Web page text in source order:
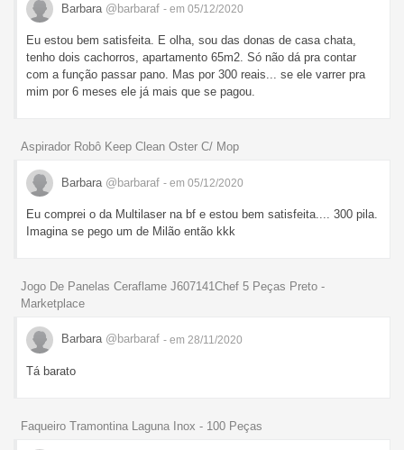
Barbara @barbaraf - em 05/12/2020
Eu estou bem satisfeita. E olha, sou das donas de casa chata,
tenho dois cachorros, apartamento 65m2. Só não dá pra contar
com a função passar pano. Mas por 300 reais... se ele varrer pra
mim por 6 meses ele já mais que se pagou.
Aspirador Robô Keep Clean Oster C/ Mop
Barbara @barbaraf - em 05/12/2020
Eu comprei o da Multilaser na bf e estou bem satisfeita.... 300 pila.
Imagina se pego um de Milão então kkk
Jogo De Panelas Ceraflame J607141Chef 5 Peças Preto -
Marketplace
Barbara @barbaraf - em 28/11/2020
Tá barato
Faqueiro Tramontina Laguna Inox - 100 Peças